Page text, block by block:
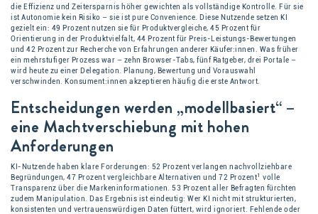
die Effizienz und Zeitersparnis höher gewichten als vollständige Kontrolle. Für sie
ist Autonomie kein Risiko – sie ist pure Convenience. Diese Nutzende setzen KI
gezielt ein: 49 Prozent nutzen sie für Produktvergleiche, 45 Prozent für
Orientierung in der Produktvielfalt, 44 Prozent für Preis-Leistungs-Bewertungen
und 42 Prozent zur Recherche von Erfahrungen anderer Käufer:innen. Was früher
ein mehrstufiger Prozess war – zehn Browser-Tabs, fünf Ratgeber, drei Portale –
wird heute zu einer Delegation. Planung, Bewertung und Vorauswahl
verschwinden. Konsument:innen akzeptieren häufig die erste Antwort.
Entscheidungen werden „modellbasiert“ –
eine Machtverschiebung mit hohen
Anforderungen
KI-Nutzende haben klare Forderungen: 52 Prozent verlangen nachvollziehbare
Begründungen, 47 Prozent vergleichbare Alternativen und 72 Prozent1 volle
Transparenz über die Markeninformationen. 53 Prozent aller Befragten fürchten
zudem Manipulation. Das Ergebnis ist eindeutig: Wer KI nicht mit strukturierten,
konsistenten und vertrauenswürdigen Daten füttert, wird ignoriert. Fehlende oder